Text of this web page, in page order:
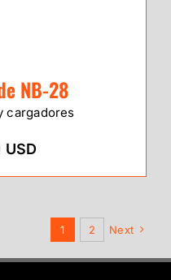
NB-28
cargadores
USD
1 2 Next